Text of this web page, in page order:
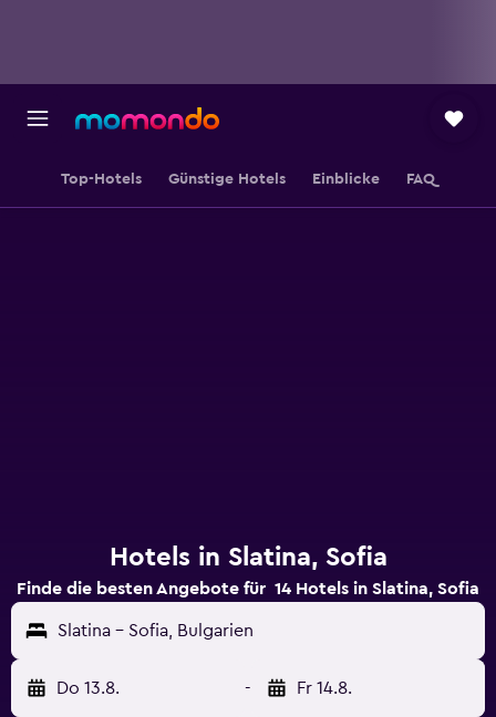
Top-Hotels Günstige Hotels Einblicke FAQ
Hotels in Slatina, Sofia
Finde die besten Angebote für 14 Hotels in Slatina, Sofia
Slatina - Sofia, Bulgarien
Do 13.8. - Fr 14.8.